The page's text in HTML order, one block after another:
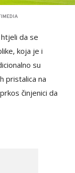
da se
koja je i
su
pristalica na
činjenici da